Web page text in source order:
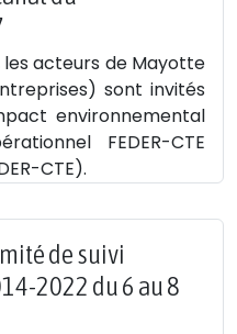
les acteurs de Mayotte
sont invités
environnemental
FEDER-CTE
CTE).
de suivi
2022 du 6 au 8